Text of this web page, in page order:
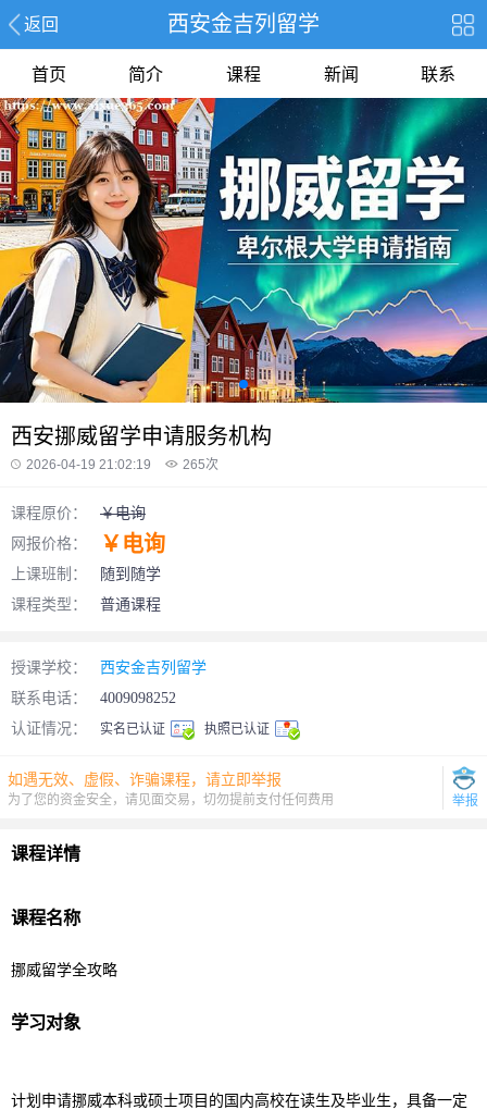
返回 西安金吉列留学
首页 简介 课程 新闻 联系
西安挪威留学申请服务机构
2026-04-19 21:02:19 265次
课程原价：
￥电询
网报价格：
￥电询
上课班制：
随到随学
课程类型：
普通课程
授课学校：
西安金吉列留学
联系电话：
4009098252
认证情况：
实名已认证 执照已认证
如遇无效、虚假、诈骗课程，请立即举报
为了您的资金安全，请见面交易，切勿提前支付任何费用 举报
课程详情
课程名称
挪威留学全攻略
学习对象
计划申请挪威本科或硕士项目的国内高校在读生及毕业生，具备一定